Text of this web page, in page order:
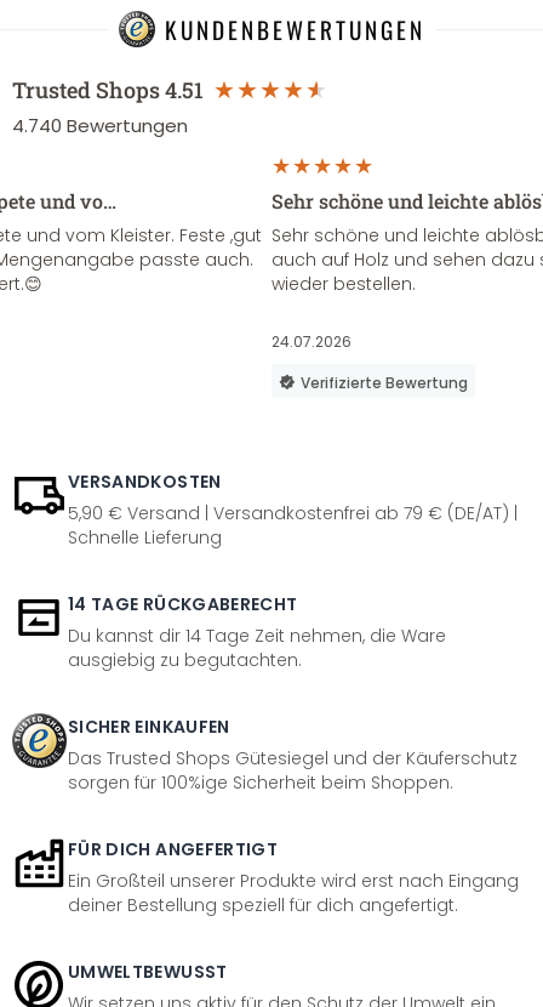
KUNDENBEWERTUNGEN
Trusted Shops4.51
4.740 Bewertungen
und vo…
und vom Kleister. Feste ,gut
passte auch.
Sehr schöne und leichte
Sehr schöne und leichte
auch auf Holz und sehen
wieder bestellen.
24.07.2026
Verifizierte Bewertung
VERSANDKOSTEN
5,90 € Versand | Versandkostenfrei ab 79 € (DE/AT) |
Schnelle Lieferung
14 TAGE RÜCKGABERECHT
Du kannst dir 14 Tage Zeit nehmen, die Ware
ausgiebig zu begutachten.
SICHER EINKAUFEN
Das Trusted Shops Gütesiegel und der Käuferschutz
sorgen für 100%ige Sicherheit beim Shoppen.
FÜR DICH ANGEFERTIGT
Ein Großteil unserer Produkte wird erst nach Eingang
deiner Bestellung speziell für dich angefertigt.
UMWELTBEWUSST